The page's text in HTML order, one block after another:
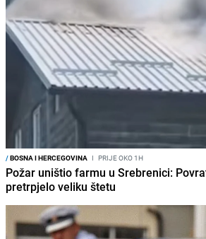
/BOSNA I HERCEGOVINA I PRIJE OKO 1H
Požar uništio farmu u Srebrenici:
pretrpjelo veliku štetu